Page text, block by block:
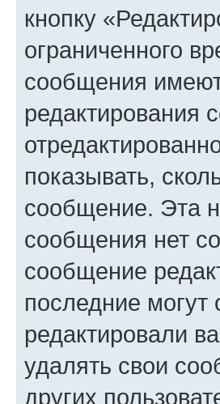
кнопку
ограниченного
сообщения
редактирования
показывать,
сообщение. Эта
сообщения нет
сообщение
последние могут
редактировали
удалять свои
других